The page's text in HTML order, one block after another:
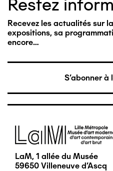
Restez
Recevez les actualités sur
expositions, sa
encore…
S'abonner à
Image
LaM, 1 allée du Musée
59650 Villeneuve d'Ascq